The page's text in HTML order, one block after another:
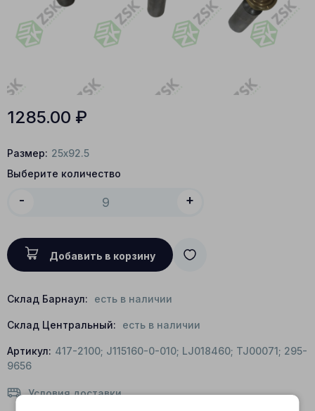
1285.00 ₽
Размер: 25x92.5
Выберите количество
- +
Добавить в корзину
Склад Барнаул: есть в наличии
Склад Центральный: есть в наличии
Артикул: 417-2100; J115160-0-010; LJ018460; TJ00071; 295-
9656
Условия доставки